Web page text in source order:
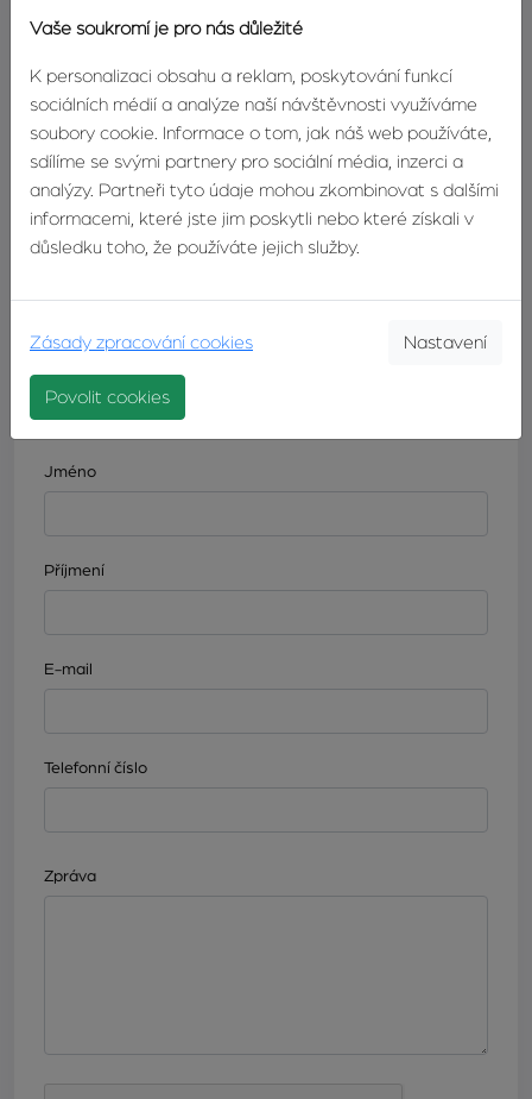
E-MAIL: machacova@zvonek.cz
DETAIL
MAKLÉŘE
KONTAKTUJTE
MAKLÉŘE
Odpovědní formulář
Máte zájem o tuto nemovitost? Napište nám a náš makléř
se vám co nejdříve ozve.
Jméno
Příjmení
E-mail
Telefonní číslo
Zpráva
Vaše soukromí je pro nás důležité
K personalizaci obsahu a reklam, poskytování funkcí
sociálních médií a analýze naší návštěvnosti využíváme
soubory cookie. Informace o tom, jak náš web používáte,
sdílíme se svými partnery pro sociální média, inzerci a
analýzy. Partneři tyto údaje mohou zkombinovat s dalšími
informacemi, které jste jim poskytli nebo které získali v
důsledku toho, že používáte jejich služby.
Zásady zpracování cookies Nastavení
Povolit cookies